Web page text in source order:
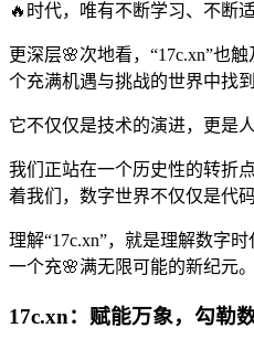
🔥时代，唯有不断学习、不断
更深层🌸次地看，“17c.xn”也
个充满机遇与挑战的世界中找
它不仅仅是技术的演进，更是
我们正站在一个历史性的转折
着我们，数字世界不仅仅是代
理解“17c.xn”，就是理解数字
一个充🌸满无限可能的新纪元。
17c.xn：赋能万象，勾勒